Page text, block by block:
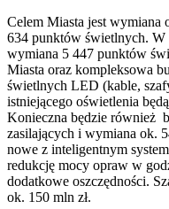
Celem Miasta jest wymiana
634 punktów świetlnych. W
wymiana 5 447 punktów
Miasta oraz kompleksowa
świetlnych LED (kable,
istniejącego oświetlenia
Konieczna będzie również
zasilających i wymiana ok.
nowe z inteligentnym
redukcję mocy opraw w
dodatkowe oszczędności.
ok. 150 mln zł.